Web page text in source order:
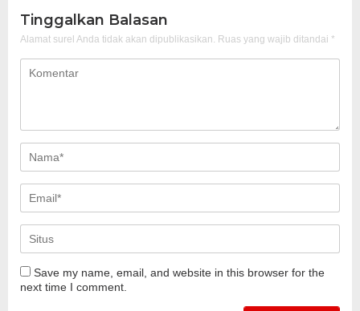
Tinggalkan Balasan
Alamat surel Anda tidak akan dipublikasikan. Ruas yang wajib ditandai *
Save my name, email, and website in this browser for the
next time I comment.